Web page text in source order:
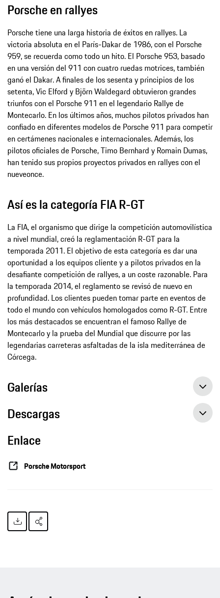
Porsche en rallyes
Porsche tiene una larga historia de éxitos en rallyes. La
victoria absoluta en el París-Dakar de 1986, con el Porsche
959, se recuerda como todo un hito. El Porsche 953, basado
en una versión del 911 con cuatro ruedas motrices, también
ganó el Dakar. A finales de los sesenta y principios de los
setenta, Vic Elford y Björn Waldegard obtuvieron grandes
triunfos con el Porsche 911 en el legendario Rallye de
Montecarlo. En los últimos años, muchos pilotos privados han
confiado en diferentes modelos de Porsche 911 para competir
en certámenes nacionales e internacionales. Además, los
pilotos oficiales de Porsche, Timo Bernhard y Romain Dumas,
han tenido sus propios proyectos privados en rallyes con el
nueveonce.
Así es la categoría FIA R-GT
La FIA, el organismo que dirige la competición automovilística
a nivel mundial, creó la reglamentación R-GT para la
temporada 2011. El objetivo de esta categoría es dar una
oportunidad a los equipos cliente y a pilotos privados en la
desafiante competición de rallyes, a un coste razonable. Para
la temporada 2014, el reglamento se revisó de nuevo en
profundidad. Los clientes pueden tomar parte en eventos de
todo el mundo con vehículos homologados como R-GT. Entre
los más destacados se encuentran el famoso Rallye de
Montecarlo y la prueba del Mundial que discurre por las
legendarias carreteras asfaltadas de la isla mediterránea de
Córcega.
Galerías
Descargas
Enlace
Porsche Motorsport